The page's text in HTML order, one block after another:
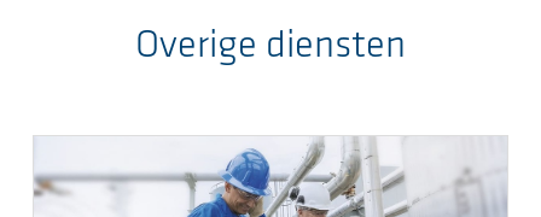
Overige diensten